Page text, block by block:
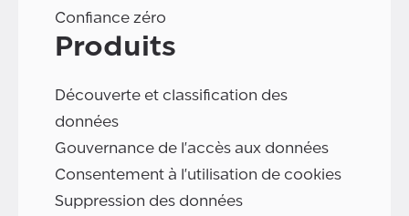
Confiance zéro
Produits
Découverte et classification des
données
Gouvernance de l'accès aux données
Consentement à l'utilisation de cookies
Suppression des données